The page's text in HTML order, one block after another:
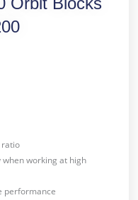
ratio
working at high
performance